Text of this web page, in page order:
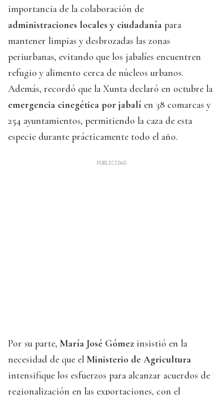
importancia de la colaboración de
administraciones locales y ciudadanía para
mantener limpias y desbrozadas las zonas
periurbanas, evitando que los jabalíes encuentren
refugio y alimento cerca de núcleos urbanos.
Además, recordó que la Xunta declaró en octubre la
emergencia cinegética por jabalí en 38 comarcas y
254 ayuntamientos, permitiendo la caza de esta
especie durante prácticamente todo el año.
Por su parte, María José Gómez insistió en la
necesidad de que el Ministerio de Agricultura
intensifique los esfuerzos para alcanzar acuerdos de
regionalización en las exportaciones, con el